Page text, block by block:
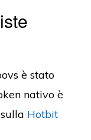
è stato
nativo è
Hotbit